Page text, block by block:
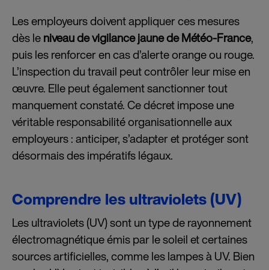
Les employeurs doivent appliquer ces mesures
dès leniveau de vigilance jaune de Météo-France,
puis les renforcer en cas d’alerte orange ou rouge.
L’inspection du travail peut contrôler leur mise en
œuvre. Elle peut également sanctionner tout
manquement constaté. Ce décret impose une
véritable responsabilité organisationnelle aux
employeurs : anticiper, s’adapter et protéger sont
désormais des impératifs légaux.
Comprendre les ultraviolets (UV)
Les ultraviolets (UV) sont un type de rayonnement
électromagnétique émis par le soleil et certaines
sources artificielles, comme les lampes à UV. Bien